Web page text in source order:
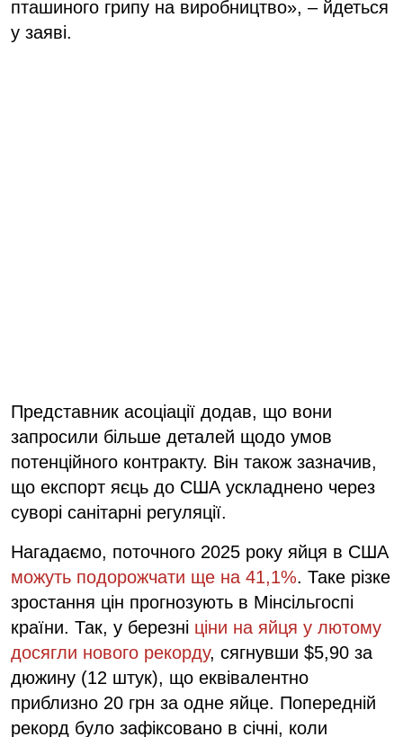
пташиного грипу на виробництво», – йдеться
у заяві.
Представник асоціації додав, що вони
запросили більше деталей щодо умов
потенційного контракту. Він також зазначив,
що експорт яєць до США ускладнено через
суворі санітарні регуляції.
Нагадаємо, поточного 2025 року яйця в США
можуть подорожчати ще на 41,1%. Таке різке
зростання цін прогнозують в Мінсільгоспі
країни. Так, у березні ціни на яйця у лютому
досягли нового рекорду, сягнувши $5,90 за
дюжину (12 штук), що еквівалентно
приблизно 20 грн за одне яйце. Попередній
рекорд було зафіксовано в січні, коли